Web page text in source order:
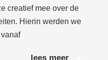
creatief mee over de
Hierin werden we